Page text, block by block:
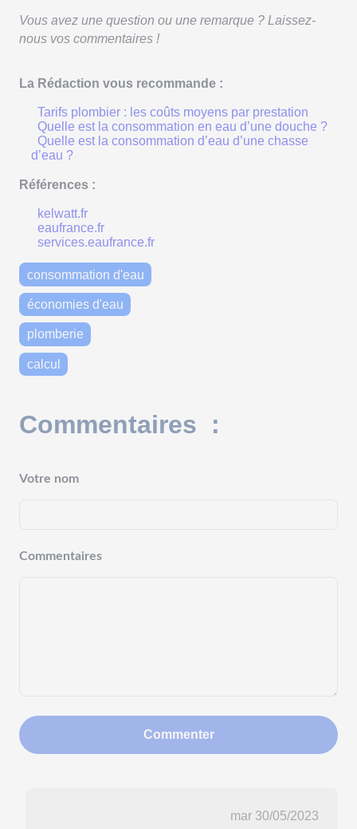
Vous avez une question ou une remarque ? Laissez-
nous vos commentaires !
La Rédaction vous recommande :
Tarifs plombier : les coûts moyens par prestation
Quelle est la consommation en eau d’une douche ?
Quelle est la consommation d’eau d’une chasse
d’eau ?
Références :
kelwatt.fr
eaufrance.fr
services.eaufrance.fr
consommation d'eau
économies d'eau
plomberie
calcul
Commentaires :
Votre nom
Commentaires
Commenter
mar 30/05/2023